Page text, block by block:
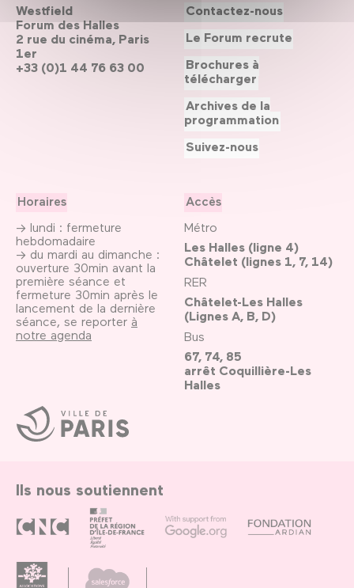
Ville
de
Paris
Westfield
Forum des Halles
2 rue du cinéma, Paris
1er
+33 (0)1 44 76 63 00
Horaires
→ lundi : fermeture
hebdomadaire
→ du mardi au dimanche :
ouverture 30min avant la
première séance et
fermeture 30min après le
lancement de la dernière
séance, se reporter à
notre agenda
Accès
Métro
Les Halles (ligne 4)
Châtelet (lignes 1, 7, 14)
RER
Châtelet-Les Halles
(Lignes A, B, D)
Bus
67, 74, 85
arrêt Coquillière-Les
Halles
Contactez-nous
Le Forum recrute
Brochures à
télécharger
Archives de la
programmation
Suivez-nous
Ils nous soutiennent